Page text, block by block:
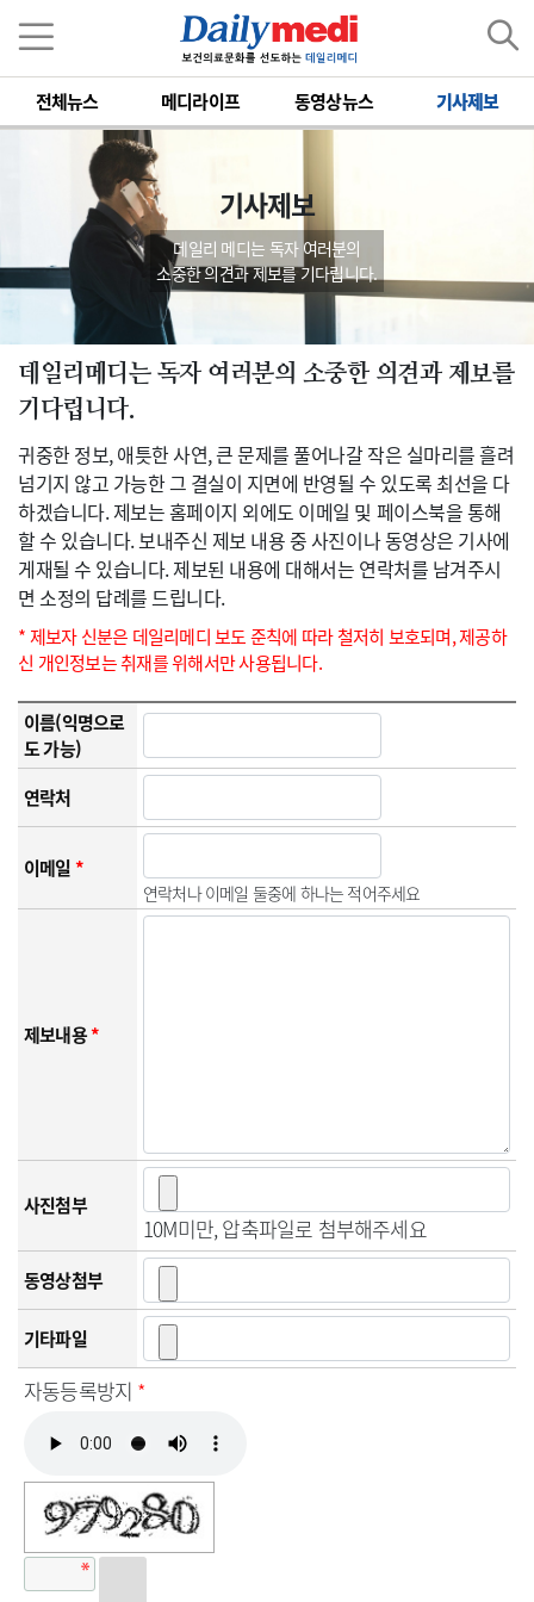
전체뉴스 메디라이프 동영상뉴스 기사제보
기사제보
데일리 메디는 독자 여러분의
소중한 의견과 제보를 기다립니다.
데일리메디는 독자 여러분의 소중한 의견과 제보를
기다립니다.
귀중한 정보, 애틋한 사연, 큰 문제를 풀어나갈 작은 실마리를 흘려
넘기지 않고 가능한 그 결실이 지면에 반영될 수 있도록 최선을 다
하겠습니다. 제보는 홈페이지 외에도 이메일 및 페이스북을 통해
할 수 있습니다. 보내주신 제보 내용 중 사진이나 동영상은 기사에
게재될 수 있습니다. 제보된 내용에 대해서는 연락처를 남겨주시
면 소정의 답례를 드립니다.
* 제보자 신분은 데일리메디 보도 준칙에 따라 철저히 보호되며, 제공하
신 개인정보는 취재를 위해서만 사용됩니다.
이름(익명으로
도 가능)
연락처
이메일*
연락처나 이메일 둘중에 하나는 적어주세요
제보내용*
사진첨부
10M미만, 압축파일로 첨부해주세요
동영상첨부
기타파일
자동등록방지 *